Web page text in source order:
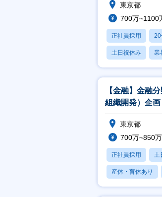
東京都
700万~1100
正社員採用 20
土日祝休み 業
産休・育休あり
【金融】金融
組織開発）企
東京都
700万~850万
正社員採用 土
産休・育休あり